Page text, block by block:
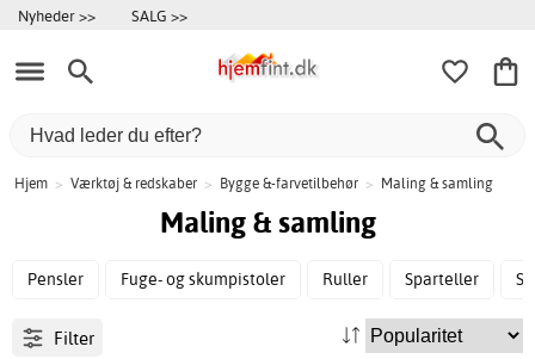
Nyheder >> SALG >>
Hjem > Værktøj & redskaber > Bygge &-farvetilbehør > Maling & samling
Maling & samling
Pensler Fuge- og skumpistoler Ruller Sparteller
Filter